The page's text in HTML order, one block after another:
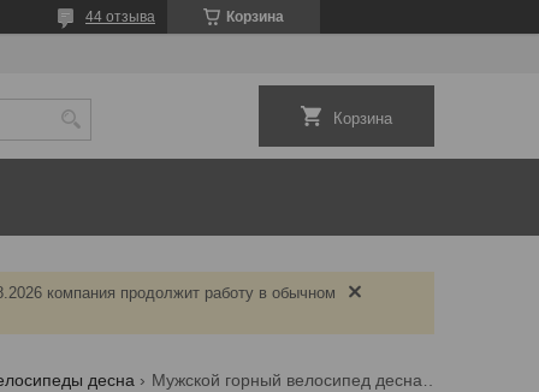
Корзина
44 отзыва
Корзина
компания продолжит работу в обычном
десна Мужской горный велосипед десна 2612